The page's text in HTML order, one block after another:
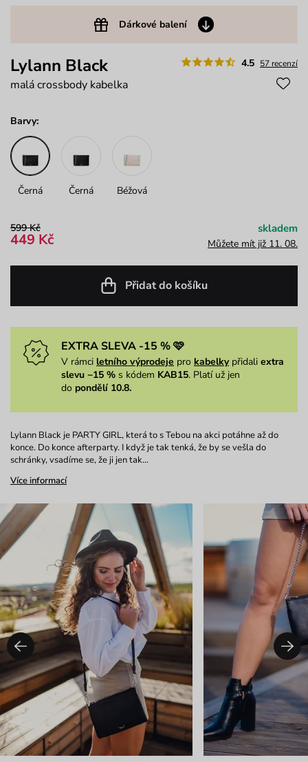
Dárkové balení
4.5 57 recenzí
Lylann Black
malá crossbody kabelka
Barvy:
Černá Černá Béžová
599 Kč
449 Kč
skladem
Můžete mít již 11. 08.
Přidat do košíku
EXTRA SLEVA -15 % 🩷
V rámci letního výprodeje pro kabelkypřidali extra
slevu −15 % s kódem KAB15. Platí už jen
do pondělí 10.8.
Lylann Black je PARTY GIRL, která to s Tebou na akci potáhne až do
konce. Do konce afterparty. I když je tak tenká, že by se vešla do
schránky, vsadíme se, že ji jen tak…
Více informací